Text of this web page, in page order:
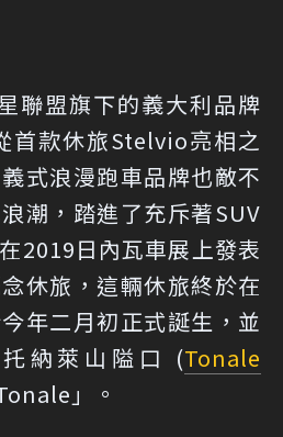
聯盟旗下的義大利品牌
首款休旅Stelvio亮相之
式浪漫跑車品牌也敵不
潮，踏進了充斥著SUV
2019日內瓦車展上發表
休旅，這輛休旅終於在
年二月初正式誕生，並
納萊山隘口 (Tonale
」。